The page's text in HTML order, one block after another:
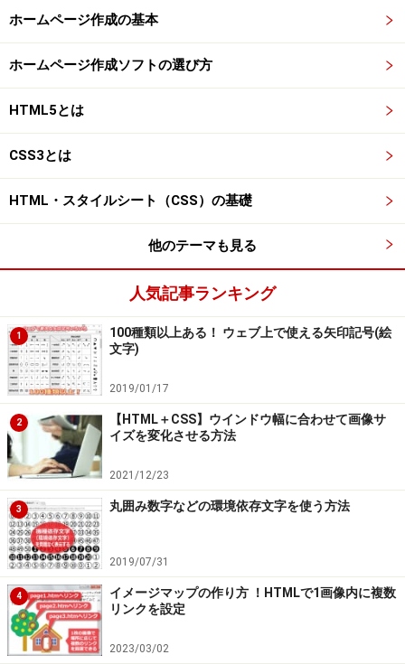
ホームページ作成の基本
ホームページ作成ソフトの選び方
HTML5とは
CSS3とは
HTML・スタイルシート（CSS）の基礎
他のテーマも見る
人気記事ランキング
1
100種類以上ある！ ウェブ上で使える矢印記号(絵
文字)
2019/01/17
2
【HTML＋CSS】ウインドウ幅に合わせて画像サ
イズを変化させる方法
2021/12/23
3 丸囲み数字などの環境依存文字を使う方法
2019/07/31
4
イメージマップの作り方 ！HTMLで1画像内に複数
リンクを設定
2023/03/02